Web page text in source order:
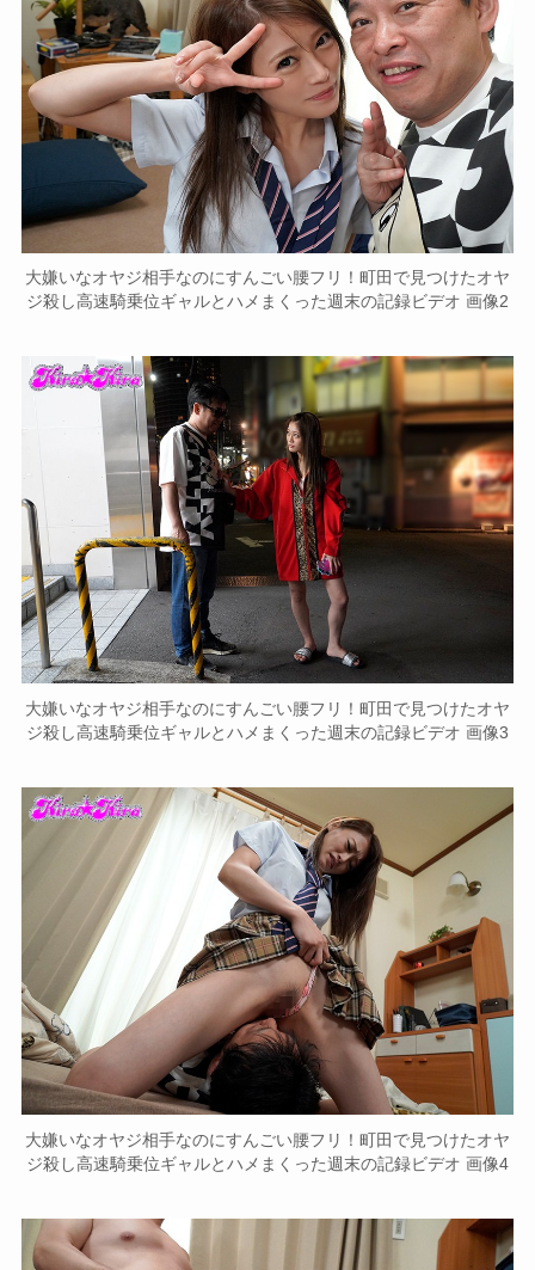
大嫌いなオヤジ相手なのにすんごい腰フリ！町田で見つけたオヤ
ジ殺し高速騎乗位ギャルとハメまくった週末の記録ビデオ 画像2
大嫌いなオヤジ相手なのにすんごい腰フリ！町田で見つけたオヤ
ジ殺し高速騎乗位ギャルとハメまくった週末の記録ビデオ 画像3
大嫌いなオヤジ相手なのにすんごい腰フリ！町田で見つけたオヤ
ジ殺し高速騎乗位ギャルとハメまくった週末の記録ビデオ 画像4